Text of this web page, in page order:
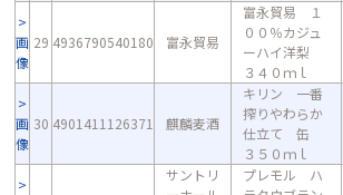
画
像
29 4936790540180 富永貿易
富永貿易 １
００％カジュ
ーハイ洋梨
３４０ｍｌ
画
像
30 4901411126371 麒麟麦酒
キリン 一番
搾りやわらか
仕立て 缶
３５０ｍｌ
サントリ
プレモル ハ